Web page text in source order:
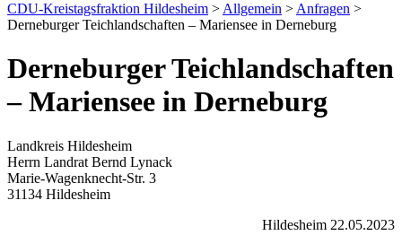
CDU-Kreistagsfraktion Hildesheim > Allgemein > Anfragen >
Derneburger Teichlandschaften – Mariensee in Derneburg
Derneburger Teichlandschaften
– Mariensee in Derneburg
Landkreis Hildesheim
Herrn Landrat Bernd Lynack
Marie-Wagenknecht-Str. 3
31134 Hildesheim
Hildesheim 22.05.2023